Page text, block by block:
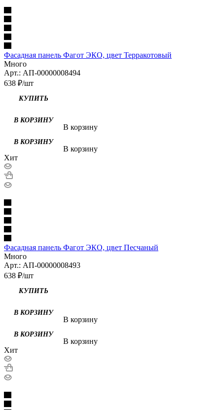
Фасадная панель Фагот ЭКО, цвет Терракотовый
Много
Арт.: АП-00000008494
638 ₽/шт
КУПИТЬ
В корзину
В корзину
Хит
Фасадная панель Фагот ЭКО, цвет Песчаный
Много
Арт.: АП-00000008493
638 ₽/шт
В корзину
В корзину
Хит